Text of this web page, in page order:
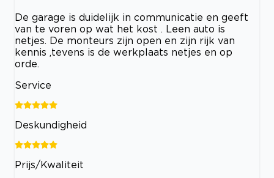
De garage is duidelijk in communicatie en geeft
van te voren op wat het kost . Leen auto is
netjes. De monteurs zijn open en zijn rijk van
kennis ,tevens is de werkplaats netjes en op
orde.
Service
Deskundigheid
Prijs/Kwaliteit